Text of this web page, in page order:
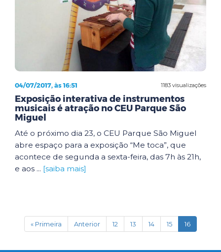
1183 visualizações
04/07/2017, às 16:51
Exposição interativa de instrumentos
musicais é atração no CEU Parque São
Miguel
Até o próximo dia 23, o CEU Parque São Miguel
abre espaço para a exposição “Me toca”, que
acontece de segunda a sexta-feira, das 7h às 21h,
e aos ... [saiba mais]
« Primeira Anterior 12 13 14 15 16(current)